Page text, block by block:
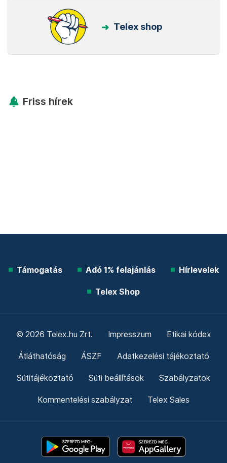
Telex shop
Friss hírek
Támogatás Adó 1% felajánlás Hírlevelek
Telex Shop
© 2026 Telex.hu Zrt. Impresszum Etikai kódex
Átláthatóság ÁSZF Adatkezelési tájékoztató
Sütitájékoztató Süti beállítások Szabályzatok
Kommentelési szabályzat Telex Sales